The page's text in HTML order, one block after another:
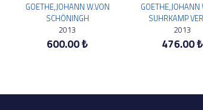
GOETHE,JOHANN W.VON
SCHÖNINGH
2013
600.00 ₺
GOETHE,JOHANN
SUHRKAMP
2013
476.00 ₺